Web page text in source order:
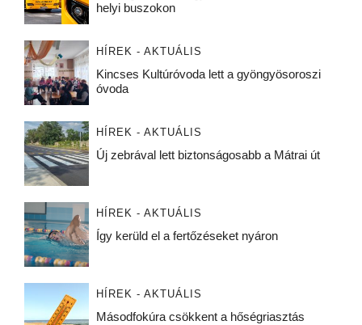
helyi buszokon
HÍREK - AKTUÁLIS
Kincses Kultúróvoda lett a gyöngyösoroszi
óvoda
HÍREK - AKTUÁLIS
Új zebrával lett biztonságosabb a Mátrai út
HÍREK - AKTUÁLIS
Így kerüld el a fertőzéseket nyáron
HÍREK - AKTUÁLIS
Másodfokúra csökkent a hőségriasztás